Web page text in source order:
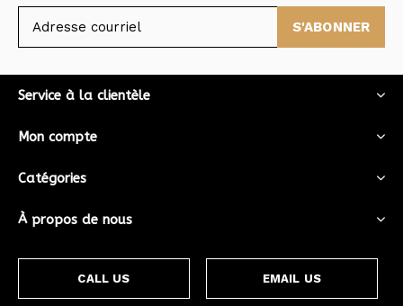
S'ABONNER
Service à la clientèle
Mon compte
Catégories
À propos de nous
CALL US EMAIL US